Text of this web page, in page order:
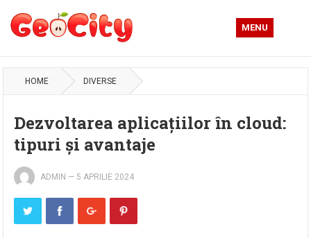
MENU
HOME DIVERSE
Dezvoltarea aplicațiilor în cloud:
tipuri și avantaje
ADMIN — 5 APRILIE 2024